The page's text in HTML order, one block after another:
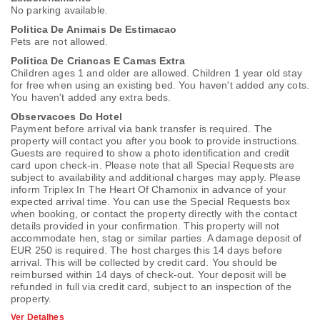
No parking available.
Politica De Animais De Estimacao
Pets are not allowed.
Politica De Criancas E Camas Extra
Children ages 1 and older are allowed. Children 1 year old stay
for free when using an existing bed. You haven't added any cots.
You haven't added any extra beds.
Observacoes Do Hotel
Payment before arrival via bank transfer is required. The
property will contact you after you book to provide instructions.
Guests are required to show a photo identification and credit
card upon check-in. Please note that all Special Requests are
subject to availability and additional charges may apply. Please
inform Triplex In The Heart Of Chamonix in advance of your
expected arrival time. You can use the Special Requests box
when booking, or contact the property directly with the contact
details provided in your confirmation. This property will not
accommodate hen, stag or similar parties. A damage deposit of
EUR 250 is required. The host charges this 14 days before
arrival. This will be collected by credit card. You should be
reimbursed within 14 days of check-out. Your deposit will be
refunded in full via credit card, subject to an inspection of the
property.
Ver Detalhes